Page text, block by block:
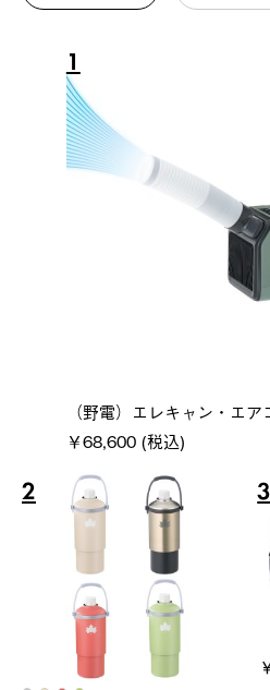
1
（野電）エレキャン・エア
￥68,600 (税込)
2 3